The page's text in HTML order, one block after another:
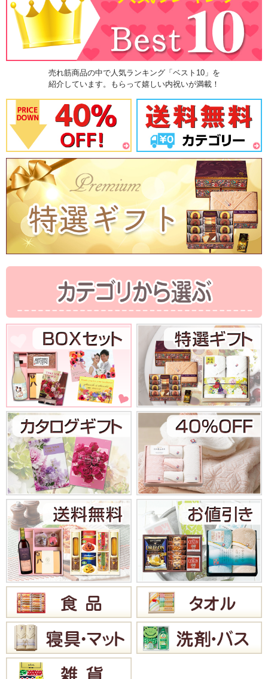
売れ筋商品の中で人気ランキング「ベスト10」を
紹介しています。もらって嬉しい内祝いが満載！